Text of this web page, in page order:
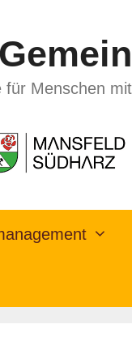
für Menschen